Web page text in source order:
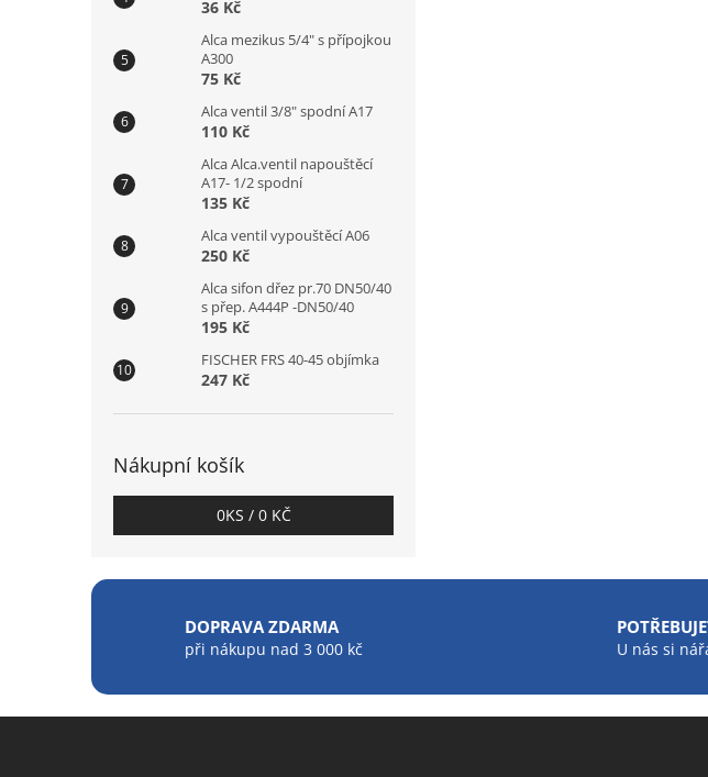
36 Kč
Alca mezikus 5/4" s přípojkou
A300
75 Kč
Alca ventil 3/8" spodní A17
110 Kč
Alca Alca.ventil napouštěcí
A17- 1/2 spodní
135 Kč
Alca ventil vypouštěcí A06
250 Kč
Alca sifon dřez pr.70 DN50/40
s přep. A444P -DN50/40
195 Kč
FISCHER FRS 40-45 objímka
247 Kč
Nákupní košík
0KS / 0 KČ
DOPRAVA ZDARMA
při nákupu nad 3 000 kč U nás si